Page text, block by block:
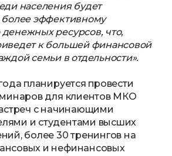
населения будет
более эффективному
ресурсов, что,
к большей финансовой
семьи в отдельности».
планируется провести
для клиентов МКО
с начинающими
и студентами высших
более 30 тренингов на
и нефинансовых